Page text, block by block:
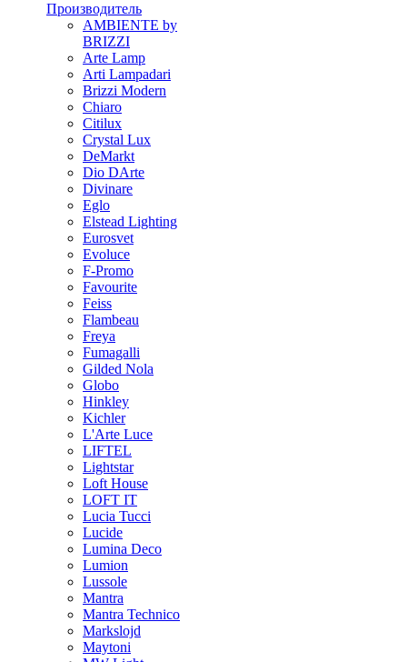
Производитель
AMBIENTE by
BRIZZI
Arte Lamp
Arti Lampadari
Brizzi Modern
Chiaro
Citilux
Crystal Lux
DeMarkt
Dio DArte
Divinare
Eglo
Elstead Lighting
Eurosvet
Evoluce
F-Promo
Favourite
Feiss
Flambeau
Freya
Fumagalli
Gilded Nola
Globo
Hinkley
Kichler
L'Arte Luce
LIFTEL
Lightstar
Loft House
LOFT IT
Lucia Tucci
Lucide
Lumina Deco
Lumion
Lussole
Mantra
Mantra Technico
Markslojd
Maytoni